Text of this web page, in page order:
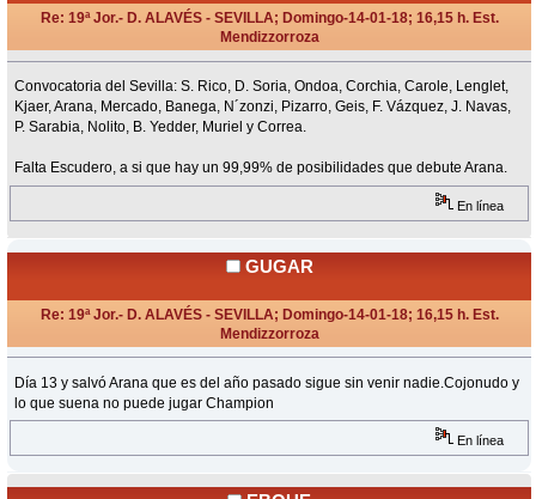
Re: 19ª Jor.- D. ALAVÉS - SEVILLA; Domingo-14-01-18; 16,15 h. Est.
Mendizzorroza
Convocatoria del Sevilla: S. Rico, D. Soria, Ondoa, Corchia, Carole, Lenglet,
Kjaer, Arana, Mercado, Banega, N´zonzi, Pizarro, Geis, F. Vázquez, J. Navas,
P. Sarabia, Nolito, B. Yedder, Muriel y Correa.
Falta Escudero, a si que hay un 99,99% de posibilidades que debute Arana.
En línea
GUGAR
Re: 19ª Jor.- D. ALAVÉS - SEVILLA; Domingo-14-01-18; 16,15 h. Est.
Mendizzorroza
Día 13 y salvó Arana que es del año pasado sigue sin venir nadie.Cojonudo y
lo que suena no puede jugar Champion
En línea